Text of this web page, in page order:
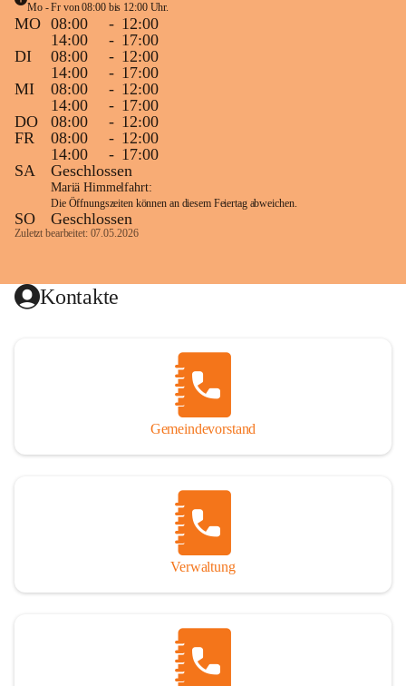
Mo - Fr von 08:00 bis 12:00 Uhr.
MO 08:00 - 12:00
14:00
- 17:00
DI
08:00 - 12:00
14:00
- 17:00
MI
08:00 - 12:00
14:00
- 17:00
DO
08:00 - 12:00
FR
08:00 - 12:00
14:00
- 17:00
SA
Geschlossen
Mariä Himmelfahrt:
Die Öffnungszeiten können an diesem Feiertag abweichen.
SO Geschlossen
Zuletzt bearbeitet: 07.05.2026
Kontakte
Gemeindevorstand
Verwaltung